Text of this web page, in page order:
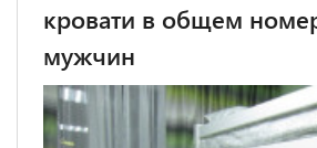
кровати в общем
мужчин